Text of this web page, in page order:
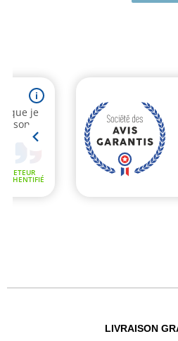
LIVRAISON